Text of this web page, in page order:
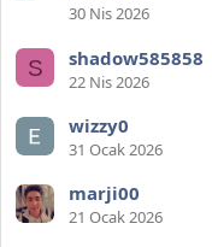
30 Nis 2026
S shadow585858
22 Nis 2026
wizzy0
31 Ocak 2026
marji00
21 Ocak 2026